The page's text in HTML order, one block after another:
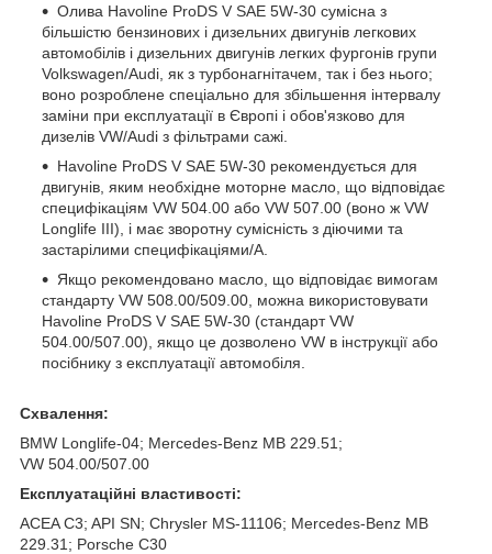
Олива Havoline ProDS V SAE 5W-30 сумісна з
більшістю бензинових і дизельних двигунів легкових
автомобілів і дизельних двигунів легких фургонів групи
Volkswagen/Audi, як з турбонагнітачем, так і без нього;
воно розроблене спеціально для збільшення інтервалу
заміни при експлуатації в Європі і обов'язково для
дизелів VW/Audi з фільтрами сажі.
Havoline ProDS V SAE 5W-30 рекомендується для
двигунів, яким необхідне моторне масло, що відповідає
специфікаціям VW 504.00 або VW 507.00 (воно ж VW
Longlife III), і має зворотну сумісність з діючими та
застарілими специфікаціями/A.
Якщо рекомендовано масло, що відповідає вимогам
стандарту VW 508.00/509.00, можна використовувати
Havoline ProDS V SAE 5W-30 (стандарт VW
504.00/507.00), якщо це дозволено VW в інструкції або
посібнику з експлуатації автомобіля.
Схвалення:
BMW Longlife-04; Mercedes-Benz MB 229.51;
VW 504.00/507.00
Експлуатаційні властивості:
ACEA C3; API SN; Chrysler MS-11106; Mercedes-Benz MB
229.31; Porsche C30